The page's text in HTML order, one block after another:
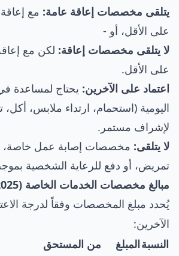
يتلقى مخصصات إعاقة عامة:
على الأقل، أو -
لا يتلقى مخصصات إعاقة:
على الأقل.
اعتماد على الآخرين: يحتاج لمساعدة
اليومية (استحمام، ارتداء ملابس، أكل،
لإشراف مستمر.
لا يتلقى: مخصصات إصابة عمل
تمريض، أو دفع للرعاية الشخصية
مبالغ مخصصات الخدمات الخاصة (2025)
يُحدد مبلغ المخصصات وفقاً لدرجة
الآخرين:
النسبةالمبلغ من المستحق